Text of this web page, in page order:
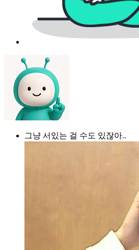
그냥 서있는 걸 수도 있잖아..